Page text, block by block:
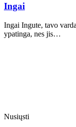
Ingai
Ingai Ingute, tavo
ypatinga, nes jis…
Nusiųsti